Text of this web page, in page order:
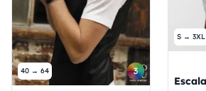
40 → 64 3
S → 3XL